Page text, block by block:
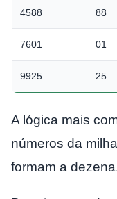
4588 88
7601 01
9925 25
A lógica mais
números da
formam a